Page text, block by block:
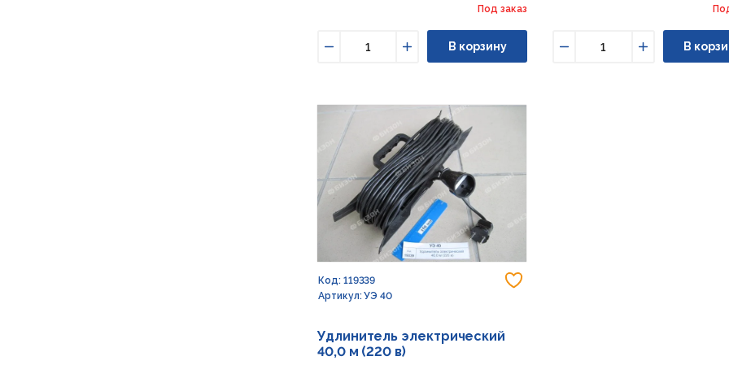
Под заказ
Увеличить
В корзину
Увеличить
В
Код: 119339
Артикул: УЭ 40
Удлинитель электрический
40,0 м (220 в)